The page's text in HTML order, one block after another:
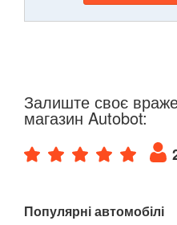
Залиште своє
магазин Autobot:
Популярні автомобілі